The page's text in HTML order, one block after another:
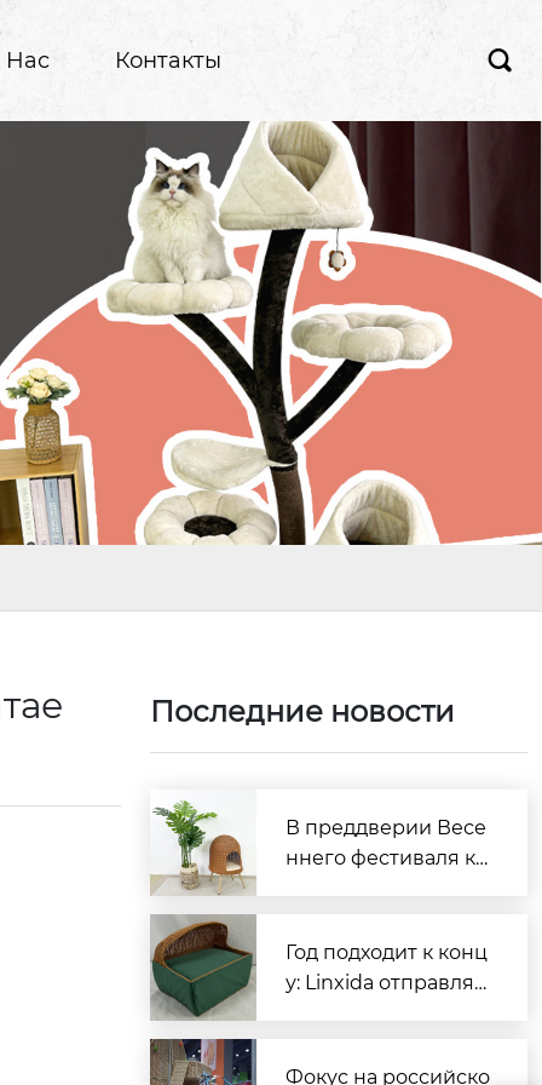
Контакты 
Последние новости
В преддверии Весе
ннего фестиваля ко
анее оформить зака
зы.
Год подходит к конц
у: Linxida отправляе
ых за границу
Фокус на российско